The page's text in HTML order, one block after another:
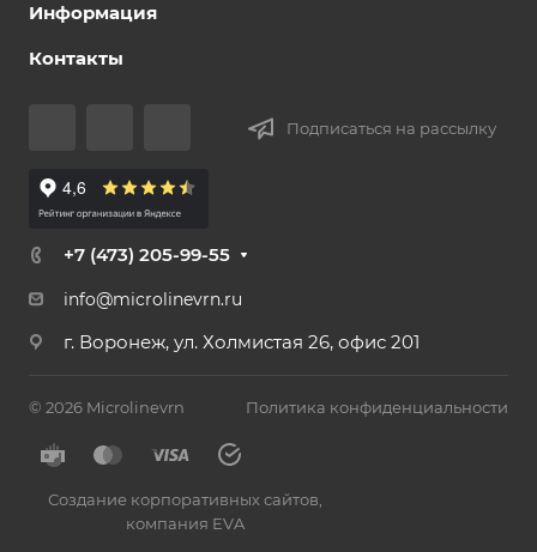
Информация
Контакты
Подписаться на рассылку
+7 (473) 205-99-55
info@microlinevrn.ru
г. Воронеж, ул. Холмистая 26, офис 201
© 2026 Microlinevrn Политика конфиденциальности
Создание корпоративных сайтов,
компания EVA